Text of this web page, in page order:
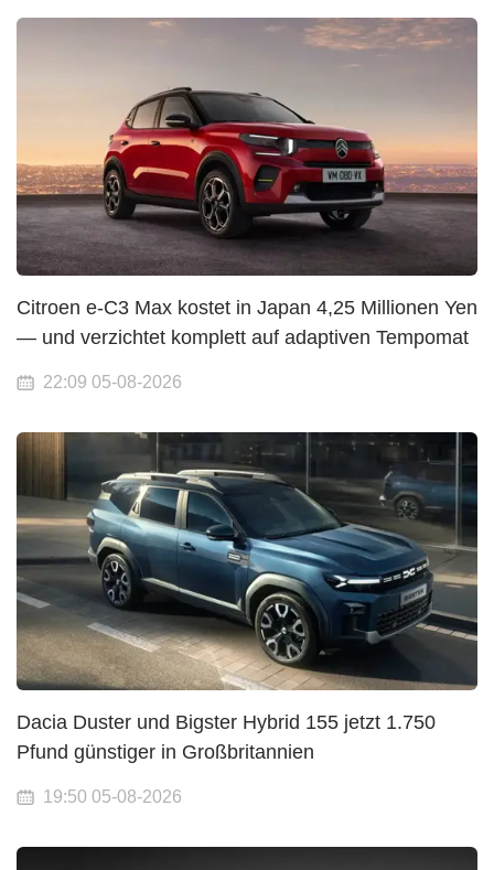
Citroen e-C3 Max kostet in Japan 4,25 Millionen Yen
— und verzichtet komplett auf adaptiven Tempomat
22:09 05-08-2026
Dacia Duster und Bigster Hybrid 155 jetzt 1.750
Pfund günstiger in Großbritannien
19:50 05-08-2026